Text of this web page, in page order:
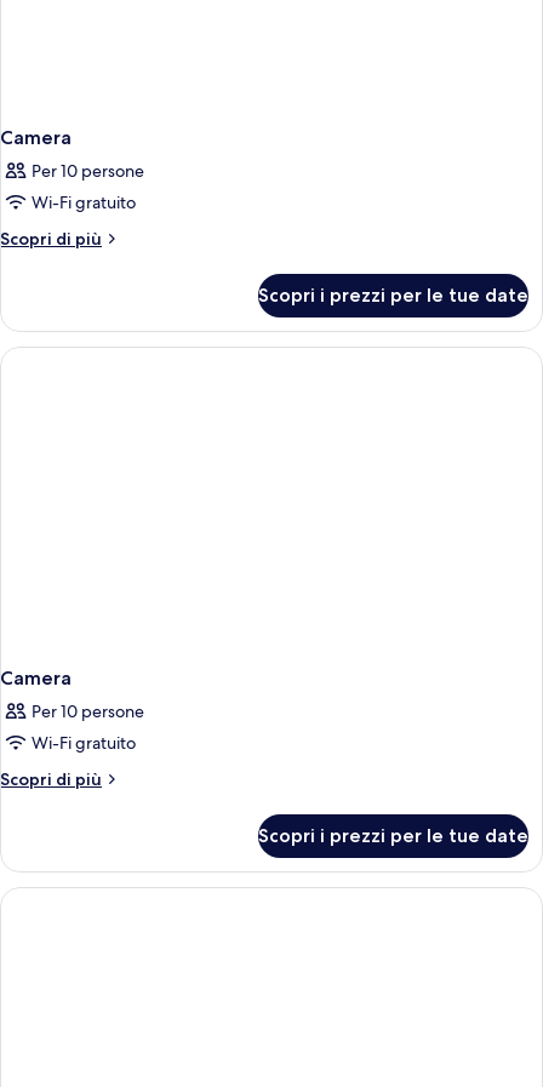
Camera
Per 10 persone
Wi-Fi gratuito
Scopri di più
Altri
Scopri i prezzi per le tue date
Camera
Per 10 persone
Wi-Fi gratuito
Scopri di più
Altri
Scopri i prezzi per le tue date